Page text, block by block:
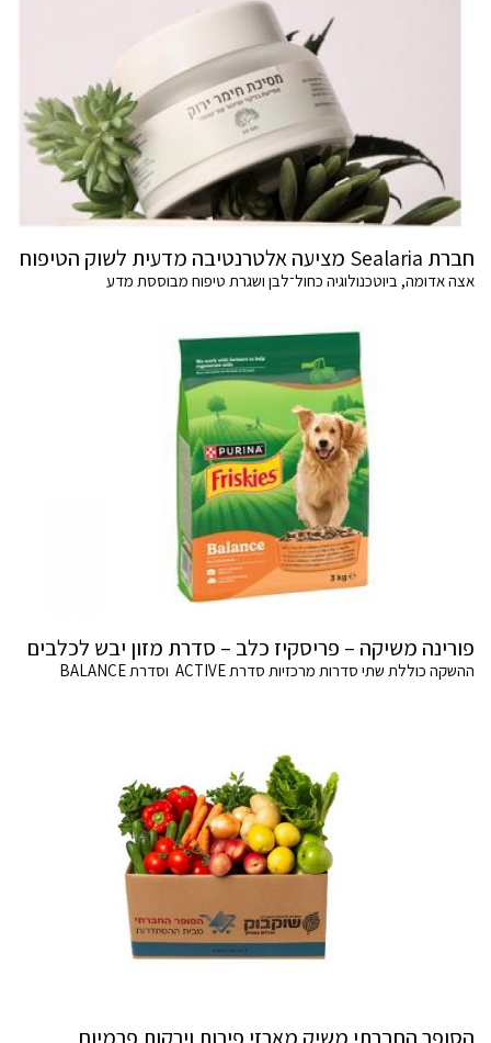
חברת Sealaria מציעה אלטרנטיבה מדעית לשוק הטיפוח
אצה אדומה, ביוטכנולוגיה כחול־לבן ושגרת טיפוח מבוססת מדע
פורינה משיקה – פריסקיז כלב – סדרת מזון יבש לכלבים
ההשקה כוללת שתי סדרות מרכזיות סדרת ACTIVE וסדרת BALANCE